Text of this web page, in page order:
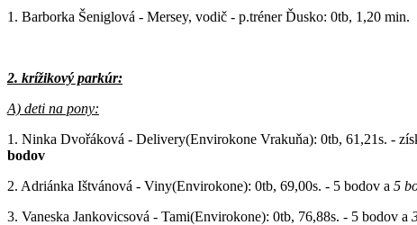
1. Barborka Šeniglová - Mersey, vodič - p.tréner Ďusko: 0tb, 1,20 min.
2. krížikový parkúr:
A) deti na pony:
1. Ninka Dvořáková - Delivery(Envirokone Vrakuňa): 0tb, 61,21s. -
bodov
2. Adriánka Ištvánová - Viny(Envirokone): 0tb, 69,00s. - 5 bodov a 5
3. Vaneska Jankovicsová - Tami(Envirokone): 0tb, 76,88s. - 5 bodov a